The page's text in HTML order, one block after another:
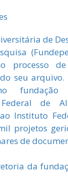
de
processo
seu arquivo.
Federal de
Instituto
projetos
de
da